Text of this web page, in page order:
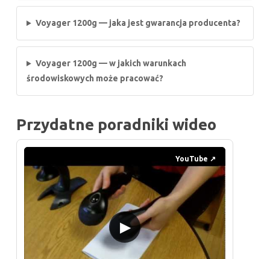
Voyager 1200g — jaka jest gwarancja producenta?
Voyager 1200g — w jakich warunkach
środowiskowych może pracować?
Przydatne poradniki wideo
▶
YouTube ↗